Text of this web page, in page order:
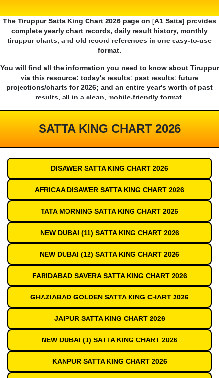
The Tiruppur Satta King Chart 2026 page on [A1 Satta] provides
complete yearly chart records, daily result history, monthly
tiruppur charts, and old record references in one easy-to-use
format.
You will find all the information you need to know about Tiruppur
via this resource: today's results; past results; future
projections/charts for 2026; and an entire year's worth of past
results, all in a clean, mobile-friendly format.
SATTA KING CHART 2026
DISAWER SATTA KING CHART 2026
AFRICAA DISAWER SATTA KING CHART 2026
TATA MORNING SATTA KING CHART 2026
NEW DUBAI (11) SATTA KING CHART 2026
NEW DUBAI (12) SATTA KING CHART 2026
FARIDABAD SAVERA SATTA KING CHART 2026
GHAZIABAD GOLDEN SATTA KING CHART 2026
JAIPUR SATTA KING CHART 2026
NEW DUBAI (1) SATTA KING CHART 2026
KANPUR SATTA KING CHART 2026